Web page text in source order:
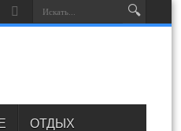
ОТДЫХ